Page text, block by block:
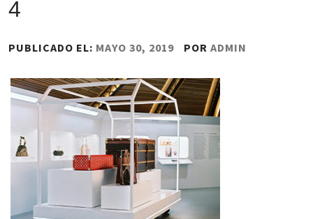
4
PUBLICADO EL: MAYO 30, 2019 POR ADMIN